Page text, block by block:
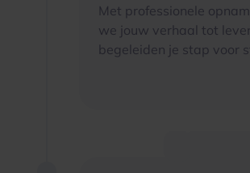
Met professionele
we jouw verhaal tot
begeleiden je stap voor